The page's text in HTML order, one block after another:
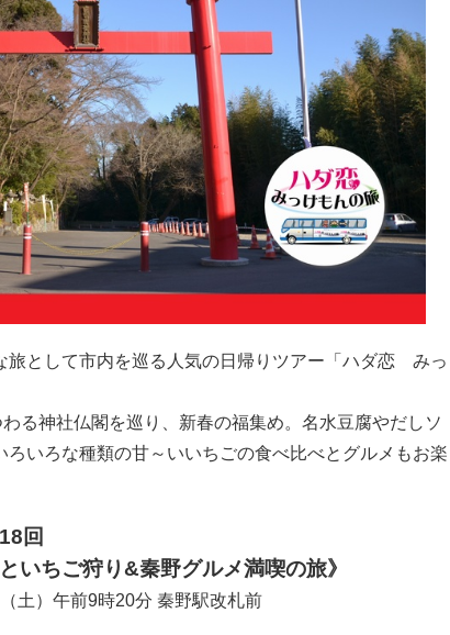
旅として市内を巡る人気の日帰りツアー「ハダ恋 みっ
る神社仏閣を巡り、新春の福集め。名水豆腐やだしソ
ろいろな種類の甘～いいちごの食べ比べとグルメもお楽
回
いちご狩り&秦野グルメ満喫の旅》
土）午前9時20分 秦野駅改札前